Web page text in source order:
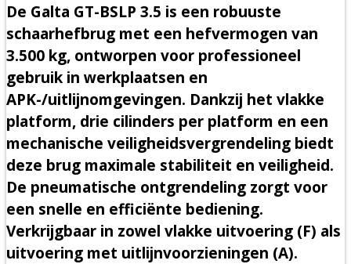
De Galta GT-BSLP 3.5 is een robuuste
schaarhefbrug met een hefvermogen van
3.500 kg, ontworpen voor professioneel
gebruik in werkplaatsen en
APK-/uitlijnomgevingen. Dankzij het vlakke
platform, drie cilinders per platform en een
mechanische veiligheidsvergrendeling biedt
deze brug maximale stabiliteit en veiligheid.
De pneumatische ontgrendeling zorgt voor
een snelle en efficiënte bediening.
Verkrijgbaar in zowel vlakke uitvoering (F) als
uitvoering met uitlijnvoorzieningen (A).